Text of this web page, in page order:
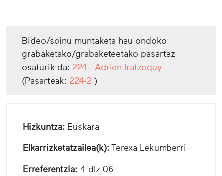
Bideo/soinu muntaketa hau ondoko
grabaketako/grabaketeetako pasartez
osaturik da: 224 - Adrien Iratzoquy
(Pasarteak: 224-2 )
Hizkuntza: Euskara
Elkarrizketatzailea(k): Terexa Lekumberri
Erreferentzia: 4-dlz-06